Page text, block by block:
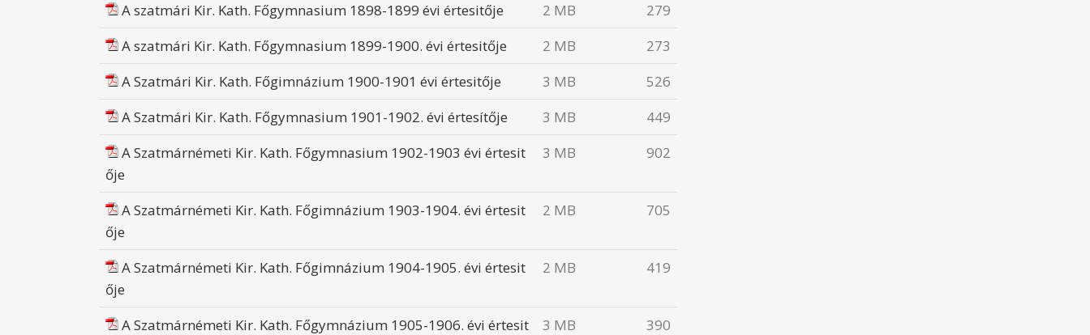
A szatmári Kir. Kath. Főgymnasium 1898-1899 évi értesitője
2 MB
279
A szatmári Kir. Kath. Főgymnasium 1899-1900. évi értesitője
2 MB
273
A Szatmári Kir. Kath. Főgimnázium 1900-1901 évi értesitője
3 MB
526
A Szatmári Kir. Kath. Főgymnasium 1901-1902. évi értesítője
3 MB
449
A Szatmárnémeti Kir. Kath. Főgymnasium 1902-1903 évi értesit
ője
3 MB 902
A Szatmárnémeti Kir. Kath. Főgimnázium 1903-1904. évi értesit
ője
2 MB 705
A Szatmárnémeti Kir. Kath. Főgimnázium 1904-1905. évi értesit
ője
2 MB 419
A Szatmárnémeti Kir. Kath. Főgymnázium 1905-1906. évi értesit
3 MB 390